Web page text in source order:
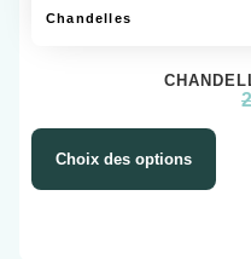
Chandelles
Choix des options